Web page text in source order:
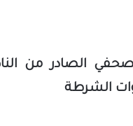
الصادر من
الشرطة